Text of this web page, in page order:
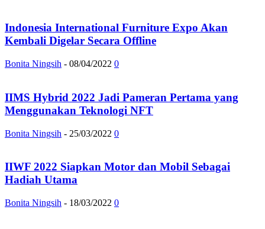
Indonesia International Furniture Expo Akan
Kembali Digelar Secara Offline
Bonita Ningsih - 08/04/2022 0
IIMS Hybrid 2022 Jadi Pameran Pertama yang
Menggunakan Teknologi NFT
Bonita Ningsih - 25/03/2022 0
IIWF 2022 Siapkan Motor dan Mobil Sebagai
Hadiah Utama
Bonita Ningsih - 18/03/2022 0